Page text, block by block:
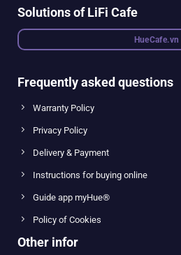
Solutions of LiFi Cafe
HueCafe.vn
Frequently asked questions
Warranty Policy
Privacy Policy
Delivery & Payment
Instructions for buying online
Guide app myHue®
Policy of Cookies
Other infor